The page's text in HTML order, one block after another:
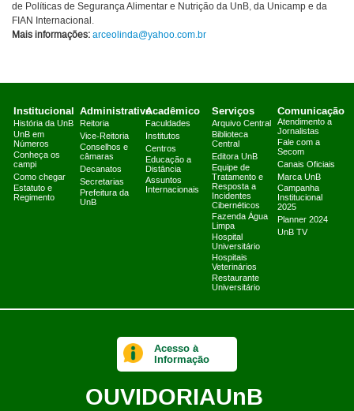
de Políticas de Segurança Alimentar e Nutrição da UnB, da Unicamp e da
FIAN Internacional.
Mais informações: arceolinda@yahoo.com.br
Institucional
História da UnB
UnB em
Números
Conheça os
campi
Como chegar
Estatuto e
Regimento
Administrativo
Reitoria
Vice-Reitoria
Conselhos e
câmaras
Decanatos
Secretarias
Prefeitura da
UnB
Acadêmico
Faculdades
Institutos
Centros
Educação a
Distância
Assuntos
Internacionais
Serviços
Arquivo Central
Biblioteca
Central
Editora UnB
Equipe de
Tratamento e
Resposta a
Incidentes
Cibernéticos
Fazenda Água
Limpa
Hospital
Universitário
Hospitais
Veterinários
Restaurante
Universitário
Comunicação
Atendimento a
Jornalistas
Fale com a
Secom
Canais Oficiais
Marca UnB
Campanha
Institucional
2025
Planner 2024
UnB TV
Acesso à
Informação
OUVIDORIAUnB